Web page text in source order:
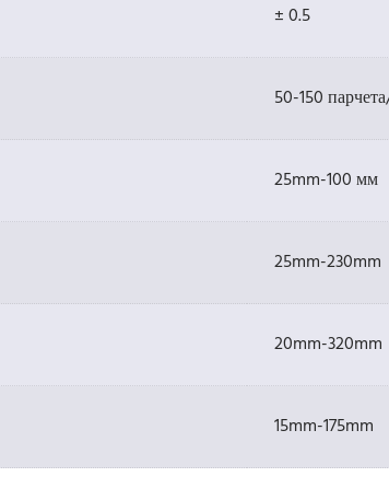
± 0.5
50-150
25mm-100 мм
25mm-230mm
20mm-320mm
15mm-175mm